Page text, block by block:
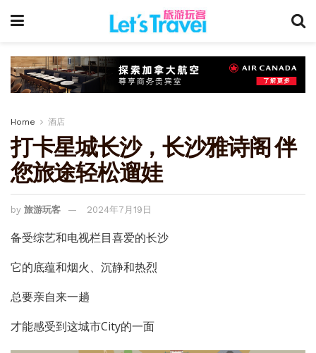
Home 酒店
打卡星城长沙，长沙雅诗阁 伴
您旅途轻松遛娃
by 旅游玩客 2024年7月19日
备受综艺和电视栏目喜爱的长沙
它的底蕴和烟火、沉静和热烈
总要亲自来一趟
才能感受到这城市City的一面